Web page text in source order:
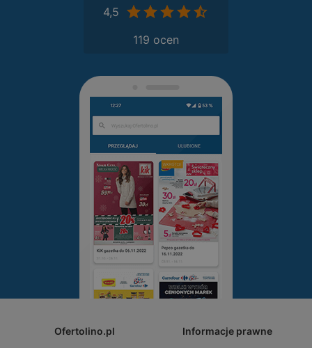
4,5
119 ocen
Ofertolino.pl Informacje prawne